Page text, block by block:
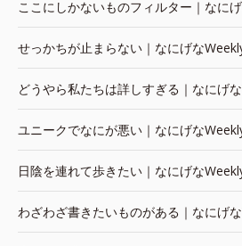
ここにしかないものフィルター｜なに
せっかちが止まらない｜なにげな
どうやら私たちは詳しすぎる｜なにげ
ユニークでなにが悪い｜なにげな
日陰を連れて歩きたい｜なにげな
わざわざ書きたいものがある｜なにげ